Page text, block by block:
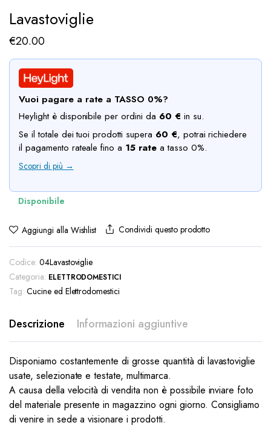
Lavastoviglie
€20.00
Vuoi pagare a rate a TASSO 0%?
Heylight è disponibile per ordini da 60 € in su.
Se il totale dei tuoi prodotti supera 60 €, potrai richiedere
il pagamento rateale fino a 15 ratea tasso 0%.
Scopri di più →
Aggiungi alla Wishlist Condividi questo prodotto
Codice: 04Lavastoviglie
Categoria: ELETTRODOMESTICI
Tag: Cucine ed Elettrodomestici
Descrizione Informazioni aggiuntive
Disponiamo costantemente di grosse quantità di lavastoviglie
usate, selezionate e testate, multimarca.
A causa della velocità di vendita non è possibile inviare foto
del materiale presente in magazzino ogni giorno. Consigliamo
di venire in sede a visionare i prodotti.